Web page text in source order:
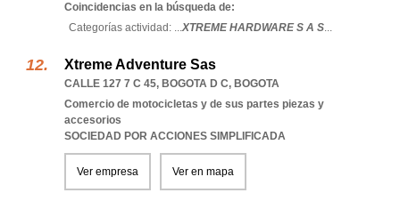
Coincidencias en la búsqueda de:
Categorías actividad: ...XTREME HARDWARE S A S...
Xtreme Adventure Sas
CALLE 127 7 C 45, BOGOTA D C, BOGOTA
Comercio de motocicletas y de sus partes piezas y
accesorios
SOCIEDAD POR ACCIONES SIMPLIFICADA
Ver empresa Ver en mapa